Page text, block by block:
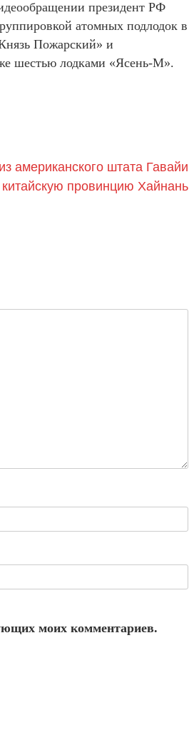
президент РФ
атомных подлодок в
Пожарский» и
шестью лодками «Ясень-М».
американского штата Гавайи
китайскую провинцию Хайнань
моих комментариев.